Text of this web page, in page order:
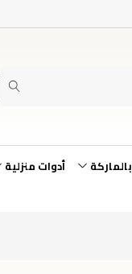
أدوات منزلية